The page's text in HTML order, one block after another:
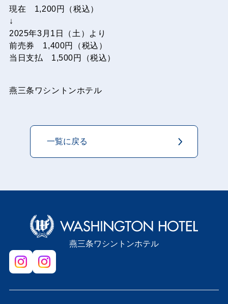
現在 1,200円（税込）
↓
2025年3月1日（土）より
前売券 1,400円（税込）
当日支払 1,500円（税込）
燕三条ワシントンホテル
一覧に戻る
燕三条ワシントンホテル